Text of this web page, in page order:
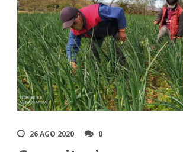
26 AGO 2020 0